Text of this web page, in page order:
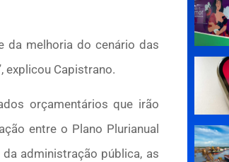
da melhoria do cenário das
explicou Capistrano.
orçamentários que irão
entre o Plano Plurianual
administração pública, as